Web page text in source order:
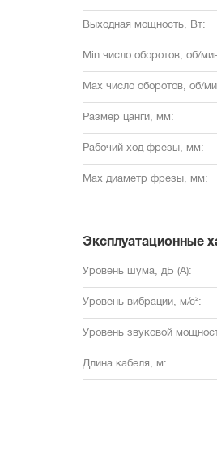
Выходная мощность, Вт:
Min число оборотов, об/
Max число оборотов, об/
Размер цанги, мм:
Рабочий ход фрезы, мм:
Max диаметр фрезы, мм:
Эксплуатационные
Уровень шума, дБ (А):
Уровень вибрации, м/с²:
Уровень звуковой
Длина кабеля, м: